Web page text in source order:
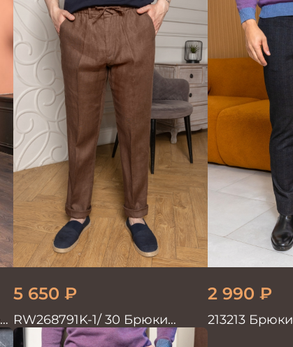
5 650 ₽
RW268791K-1/ 30 Брюки
мужские коричневые
2 990 ₽
213213 Брюки